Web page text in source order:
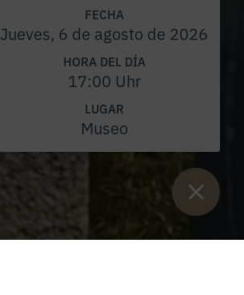
FECHA
Jueves, 6 de agosto de 2026
HORA DEL DÍA
17:00 Uhr
LUGAR
Museo